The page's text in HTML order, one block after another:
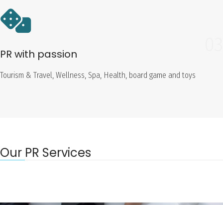
PR with passion
Tourism & Travel, Wellness, Spa, Health, board game and toys
Our PR Services